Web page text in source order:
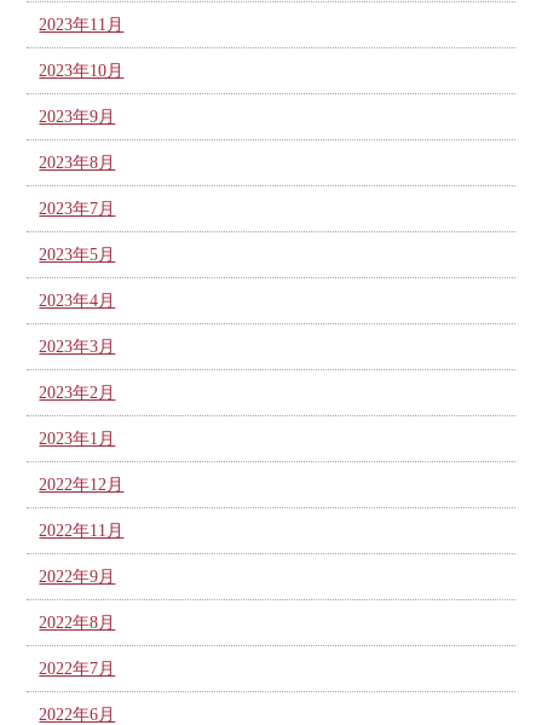
2023年11月
2023年10月
2023年9月
2023年8月
2023年7月
2023年5月
2023年4月
2023年3月
2023年2月
2023年1月
2022年12月
2022年11月
2022年9月
2022年8月
2022年7月
2022年6月